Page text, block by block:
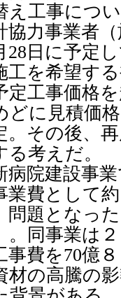
え工事につ
協力事業者
28日に予定
を希望する
定工事価格
どに見積価
。その後、
る考えだ。
院建設事業
業費として
問題となっ
。同事業は
事費を70億
材の高騰の